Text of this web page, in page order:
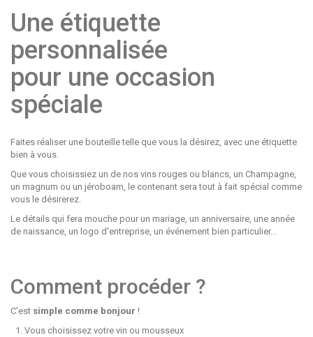
Une étiquette
personnalisée
pour une occasion
spéciale
Faites réaliser une bouteille telle que vous la désirez, avec une étiquette
bien à vous.
Que vous choisissiez un de nos vins rouges ou blancs, un Champagne,
un magnum ou un jéroboam, le contenant sera tout à fait spécial comme
vous le désirerez.
Le détails qui fera mouche pour un mariage, un anniversaire, une année
de naissance, un logo d'entreprise, un événement bien particulier...
Comment procéder ?
C'est simple comme bonjour !
Vous choisissez votre vin ou mousseux